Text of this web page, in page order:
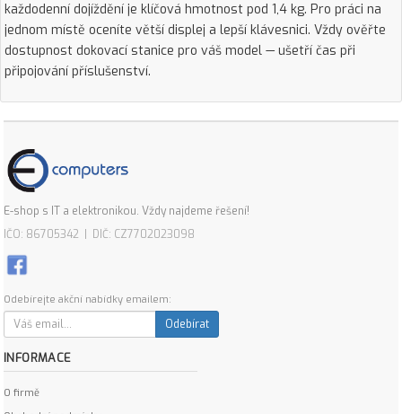
každodenní dojíždění je klíčová hmotnost pod 1,4 kg. Pro práci na
jednom místě oceníte větší displej a lepší klávesnici. Vždy ověřte
dostupnost dokovací stanice pro váš model — ušetří čas při
připojování příslušenství.
E-shop s IT a elektronikou. Vždy najdeme řešení!
IČO: 86705342 | DIČ: CZ7702023098
Odebírejte akční nabídky emailem:
Odebírat
INFORMACE
O firmě